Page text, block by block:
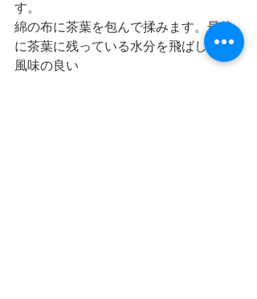
す。
綿の布に茶葉を包んで揉みます。最後
に茶葉に残っている水分を飛ばし色・
風味の良い